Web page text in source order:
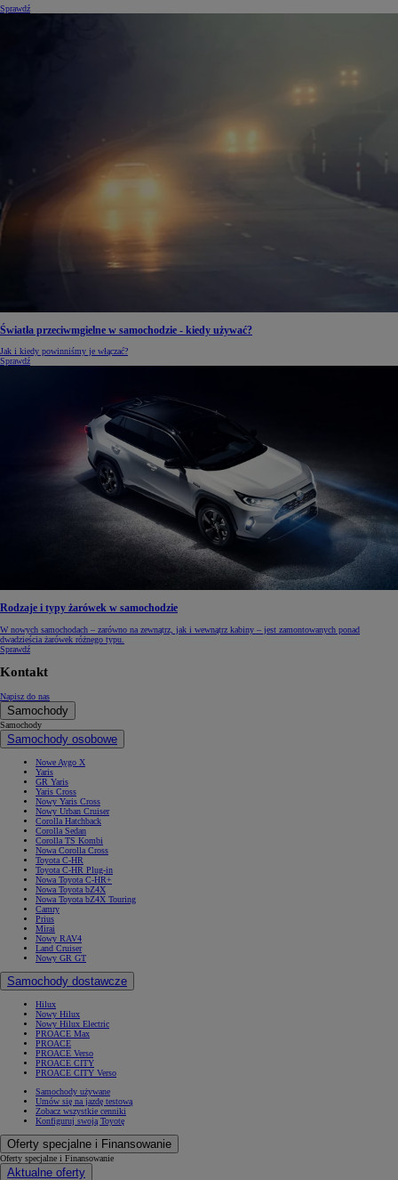
Sprawdź
Światła przeciwmgielne w samochodzie - kiedy używać?
Jak i kiedy powinniśmy je włączać?
Sprawdź
Rodzaje i typy żarówek w samochodzie
W nowych samochodach – zarówno na zewnątrz, jak i wewnątrz kabiny – jest zamontowanych ponad
dwadzieścia żarówek różnego typu.
Sprawdź
Kontakt
Napisz do nas
Samochody
Samochody
Samochody osobowe
Nowe Aygo X
Yaris
GR Yaris
Yaris Cross
Nowy Yaris Cross
Nowy Urban Cruiser
Corolla Hatchback
Corolla Sedan
Corolla TS Kombi
Nowa Corolla Cross
Toyota C-HR
Toyota C-HR Plug-in
Nowa Toyota C-HR+
Nowa Toyota bZ4X
Nowa Toyota bZ4X Touring
Camry
Prius
Mirai
Nowy RAV4
Land Cruiser
Nowy GR GT
Samochody dostawcze
Hilux
Nowy Hilux
Nowy Hilux Electric
PROACE Max
PROACE
PROACE Verso
PROACE CITY
PROACE CITY Verso
Samochody używane
Umów się na jazdę testową
Zobacz wszystkie cenniki
Konfiguruj swoją Toyotę
Oferty specjalne i Finansowanie
Oferty specjalne i Finansowanie
Aktualne oferty